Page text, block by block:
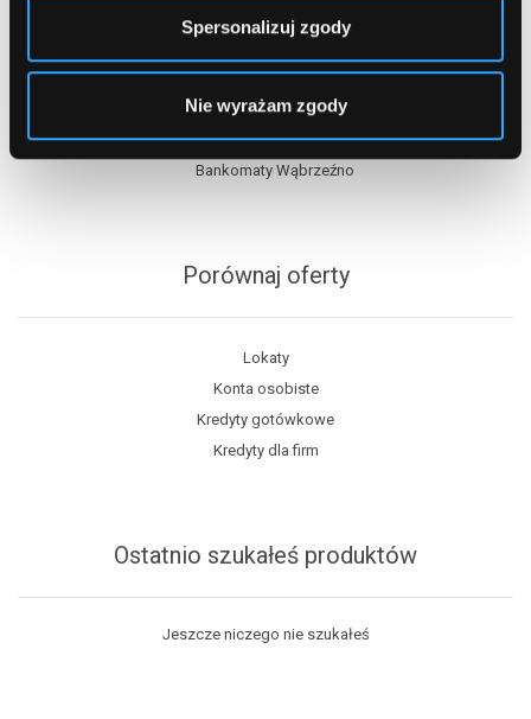
Spersonalizuj zgody
Nie wyrażam zgody
Bankomaty Wąbrzeźno
Porównaj oferty
Lokaty
Konta osobiste
Kredyty gotówkowe
Kredyty dla firm
Ostatnio szukałeś produktów
Jeszcze niczego nie szukałeś